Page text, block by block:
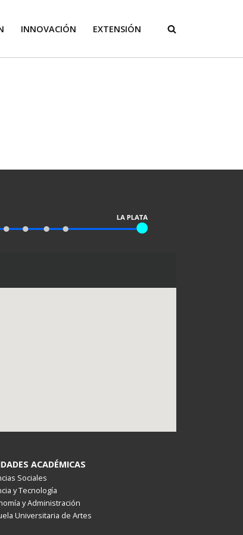
INNOVACIÓN EXTENSIÓN
ACADÉMICAS
Sociales
y Tecnología
y Administración
Universitaria de Artes